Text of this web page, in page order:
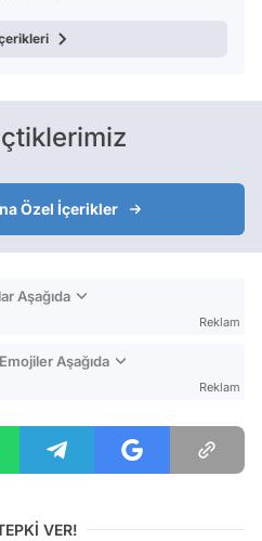
Özel İçerikler
Aşağıda
Reklam
Aşağıda
Reklam
VER!